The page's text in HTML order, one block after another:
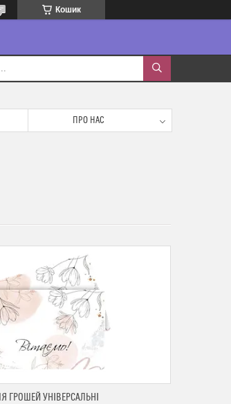
Кошик
ПРО НАС
ГРОШЕЙ УНІВЕРСАЛЬНІ